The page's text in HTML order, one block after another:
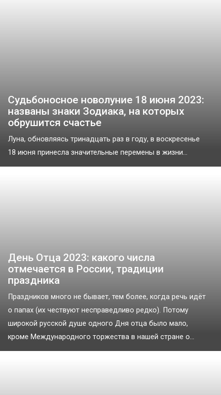
Судьбоносное новолуние 18 июня 2023:
названы знаки Зодиака, на которых
обрушится счастье
Луна, обновляясь тринадцать раз в году, в воскресенье
18 июня принесла значительные перемены в жизни...
День Отца 2023: какого числа
отмечается в России, традиции
праздника
Праздников много не бывает, тем более, когда речь идёт
о папах (их чествуют несправедливо редко). Потому
широкой русской душе одного Дня отца было мало,
кроме Международного торжества в нашей стране о...